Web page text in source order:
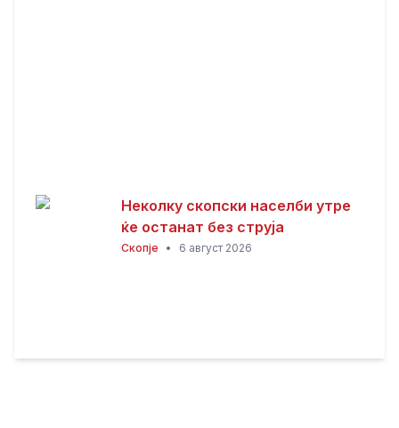
Неколку скопски населби утре
ќе останат без струја
Скопје • 6 август 2026